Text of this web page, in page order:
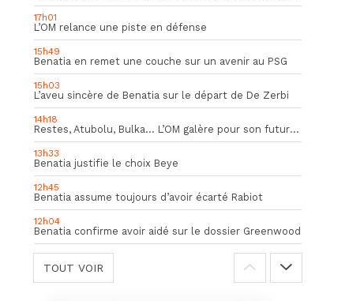
17h01
L’OM relance une piste en défense
15h49
Benatia en remet une couche sur un avenir au PSG
15h03
L’aveu sincère de Benatia sur le départ de De Zerbi
14h18
Restes, Atubolu, Bulka… L’OM galère pour son futur gardien numéro 1
13h33
Benatia justifie le choix Beye
12h45
Benatia assume toujours d’avoir écarté Rabiot
12h04
Benatia confirme avoir aidé sur le dossier Greenwood
TOUT VOIR